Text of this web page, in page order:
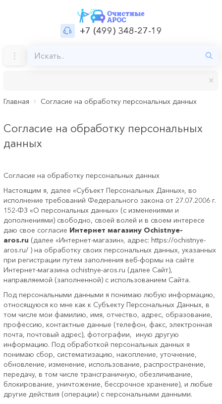
+7 (499) 348-27-19
Главная Согласие на обработку персональных данных
Согласие на обработку персональных
данных
Согласие на обработку персональных данных
Настоящим я, далее «Субъект Персональных Данных», во
исполнение требований Федерального закона от 27.07.2006 г.
152-ФЗ «О персональных данных» (с изменениями и
дополнениями) свободно, своей волей и в своем интересе
даю свое согласие Интернет магазину Ochistnye-
aros.ru (далее «Интернет-магазин», адрес: https://ochistnye-
aros.ru/ ) на обработку своих персональных данных, указанных
при регистрации путем заполнения веб-формы на сайте
Интернет-магазина ochistnye-aros.ru (далее Сайт),
направляемой (заполненной) с использованием Сайта.
Под персональными данными я понимаю любую информацию,
относящуюся ко мне как к Субъекту Персональных Данных, в
том числе мои фамилию, имя, отчество, адрес, образование,
профессию, контактные данные (телефон, факс, электронная
почта, почтовый адрес), фотографии, иную другую
информацию. Под обработкой персональных данных я
понимаю сбор, систематизацию, накопление, уточнение,
обновление, изменение, использование, распространение,
передачу, в том числе трансграничную, обезличивание,
блокирование, уничтожение, бессрочное хранение), и любые
другие действия (операции) с персональными данными.